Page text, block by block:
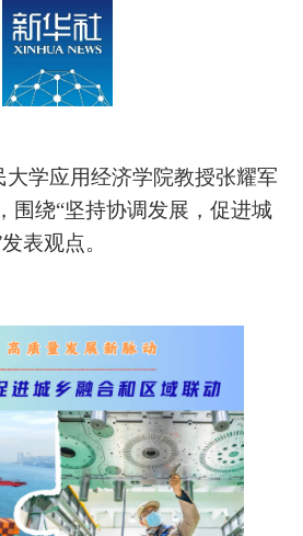
大学应用经济学院教授张耀军
围绕“坚持协调发展，促进城
表观点。